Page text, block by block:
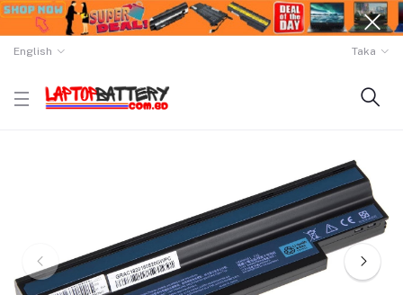
English Taka